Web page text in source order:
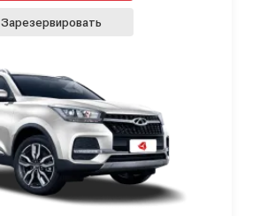
Зарезервировать